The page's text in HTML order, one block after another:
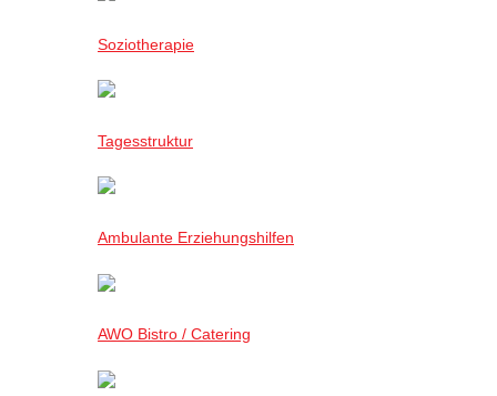
Soziotherapie
Tagesstruktur
Ambulante Erziehungshilfen
AWO Bistro / Catering